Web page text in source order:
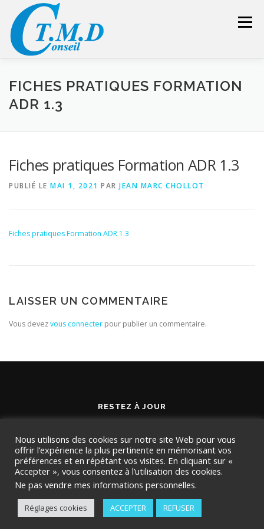
contenu
Menu
ACCUEIL CONSEILLER SÉCURITÉ
LIENS UTILES DEVIS ESPACE RÉSERVÉ
FICHES PRATIQUES FORMATION
ADR 1.3
Fiches pratiques Formation ADR 1.3
PUBLIÉ LE MAI 1, 2021 PAR JEAN MARC CHOLLOT
Fiches pratiques Formation ADR 1.3
LAISSER UN COMMENTAIRE
Vous devezvous connecter pour publier un commentaire.
RESTEZ À JOUR
Copyright © 2026 TMD Conseil OnePressthème par
Nous utilisons des cookies sur notre site Web pour vous
offrir l’expérience la plus pertinente en mémorisant vos
préférences et en répétant vos visites. En cliquant sur «
Accepter », vous consentez à l’utilisation des cookies.
Ne pas vendre mes informations personnelles.
Réglages cookies ACCEPTER REFUSER